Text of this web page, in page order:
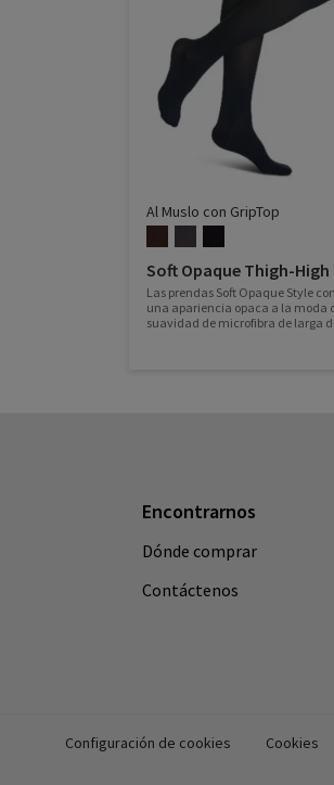
Al Muslo con GripTop
Soft Opaque Thigh-High
Las prendas Soft Opaque Style
una apariencia opaca a la moda
suavidad de microfibra de larga
Encontrarnos
Dónde comprar
Contáctenos
Configuración de cookies Cookies